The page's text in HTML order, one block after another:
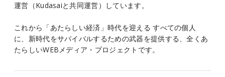
運営（Kudasaiと共同運営）しています。
これから「あたらしい経済」時代を迎える すべての個人
に、新時代をサバイバルするための武器を提供する、全くあ
たらしいWEBメディア・プロジェクトです。